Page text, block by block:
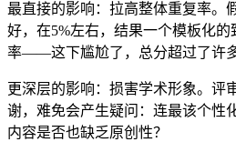
最直接的影响：拉高整体重复率。
好，在5%左右，结果一个模板化
率——这下尴尬了，总分超过了许
更深层的影响：损害学术形象。评
谢，难免会产生疑问：连最该个性
内容是否也缺乏原创性？